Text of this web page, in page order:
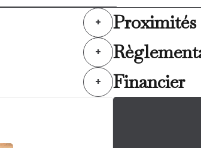
+ Proximités
+
+ Financier